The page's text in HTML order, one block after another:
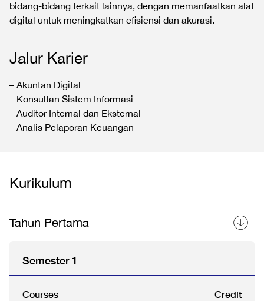
bidang-bidang terkait lainnya, dengan memanfaatkan alat
digital untuk meningkatkan efisiensi dan akurasi.
Jalur Karier
– Akuntan Digital
– Konsultan Sistem Informasi
– Auditor Internal dan Eksternal
– Analis Pelaporan Keuangan
Kurikulum
Tahun Pertama
Semester 1
Courses Credit